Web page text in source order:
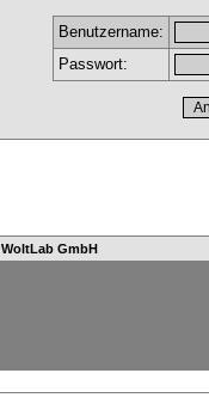
Benutzername:
Passwort:
WoltLab GmbH